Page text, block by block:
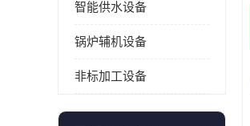
智能供水设备
锅炉辅机设备
非标加工设备